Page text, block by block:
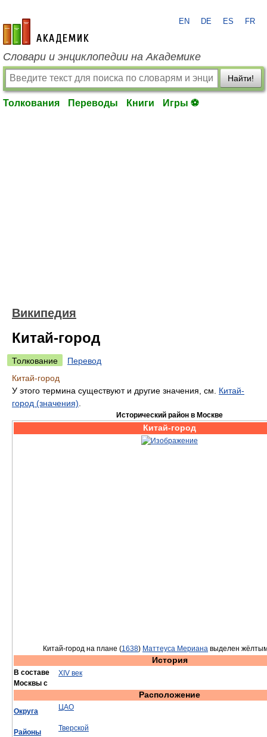
academic.ru
EN DE ES FR
Словари и энциклопедии на Академике
Найти!
Толкования Переводы Книги Игры ⚽
Википедия
Китай-город
Толкование
Перевод
Китай-город
У этого термина существуют и другие значения, см. Китай-
город (значения)
Исторический район в Москве
Китай-город
Китай-город на плане (1638) Маттеуса Мериана выделен
История
В составе
Москвы с
XIV век
Расположение
Округа ЦАО
Районы Тверской